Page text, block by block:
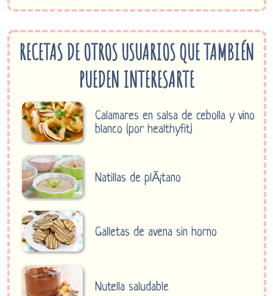
RECETAS DE OTROS USUARIOS QUE TAMBIÉN
PUEDEN INTERESARTE
Calamares en salsa de cebolla y vino
blanco (por healthyfit)
Natillas de plÃ¡tano
Galletas de avena sin horno
Nutella saludable